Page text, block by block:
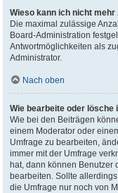
Wieso kann ich nicht
Die maximal zulässige
Board-Administration
Antwortmöglichkeiten als
Administrator.
Nach oben
Wie bearbeite oder lösche
Wie bei den Beiträgen
einem Moderator oder
Umfrage zu bearbeiten,
immer mit der Umfrage
hat, dann können Benutzer
bearbeiten. Sollte
die Umfrage nur noch von